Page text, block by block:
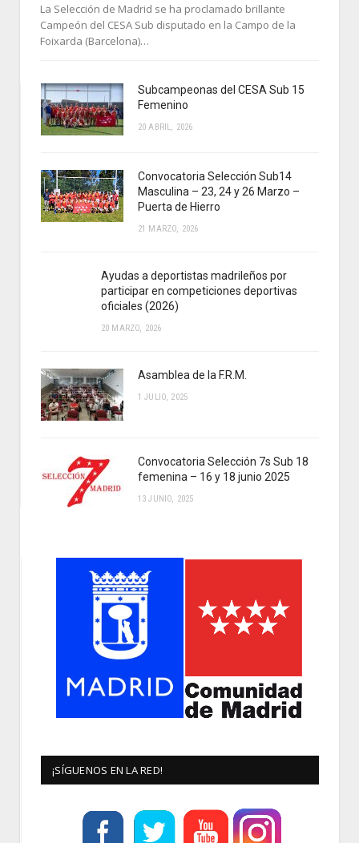
La Selección de Madrid se ha proclamado brillante
Campeón del CESA Sub disputado en la Campo de la
Foixarda (Barcelona)…
Subcampeonas del CESA Sub 15
Femenino
20 ABRIL, 2026
Convocatoria Selección Sub14
Masculina – 23, 24 y 26 Marzo –
Puerta de Hierro
21 MARZO, 2026
Ayudas a deportistas madrileños por
participar en competiciones deportivas
oficiales (2026)
20 MARZO, 2026
Asamblea de la F.R.M.
1 JULIO, 2025
Convocatoria Selección 7s Sub 18
femenina – 16 y 18 junio 2025
13 JUNIO, 2025
¡SÍGUENOS EN LA RED!